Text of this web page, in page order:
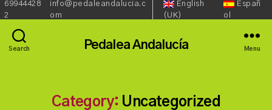
Phone:
69944428
2
Email:
info@pedaleandalucia.c
om
Redes
Sociales::
Language::
English
(UK)
Españ
ol
Search Pedalea Andalucía Menu
Category: Uncategorized